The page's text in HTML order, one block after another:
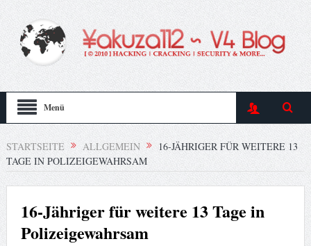
Menü
STARTSEITE ALLGEMEIN
16-JÄHRIGER FÜR WEITERE 13
TAGE IN POLIZEIGEWAHRSAM
16-Jähriger für weitere 13 Tage in
Polizeigewahrsam